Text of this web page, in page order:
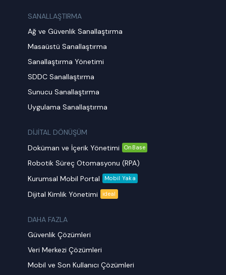
SANALLAŞTIRMA
Ağ ve Güvenlik Sanallaştırma
Masaüstü Sanallaştırma
Sanallaştırma Yönetimi
SDDC Sanallaştırma
Sunucu Sanallaştırma
Uygulama Sanallaştırma
DİJİTAL DÖNÜŞÜM
Doküman ve İçerik Yönetimi
OnBase
Robotik Süreç Otomasyonu (RPA)
Kurumsal Mobil Portal
Mobil Yaka
Dijital Kimlik Yönetimi ideal
DAHA FAZLA
Güvenlik Çözümleri
Veri Merkezi Çözümleri
Mobil ve Son Kullanıcı Çözümleri